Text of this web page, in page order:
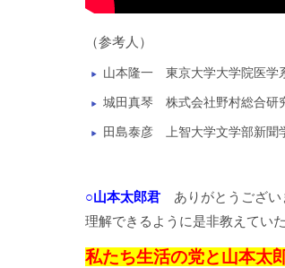
（参考人）
山本隆一 東京大学大学院医学
城田真琴 株式会社野村総合研
田島泰彦 上智大学文学部新聞
○山本太郎君ありがとうござい
理解できるように是非教えてい
私たち生活の党と山本太